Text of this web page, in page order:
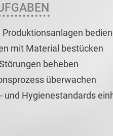
Produktionsanlagen
mit Material bestücken
beheben
überwachen
und Hygienestandards